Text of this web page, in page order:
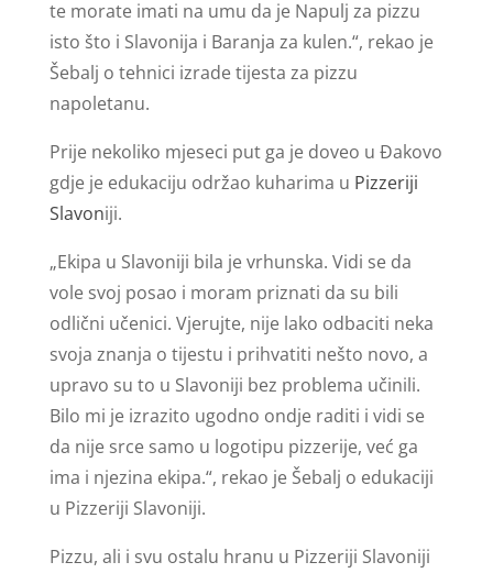
te morate imati na umu da je Napulj za pizzu
isto što i Slavonija i Baranja za kulen.“, rekao je
Šebalj o tehnici izrade tijesta za pizzu
napoletanu.
Prije nekoliko mjeseci put ga je doveo u Đakovo
gdje je edukaciju održao kuharima u Pizzeriji
Slavoniji.
„Ekipa u Slavoniji bila je vrhunska. Vidi se da
vole svoj posao i moram priznati da su bili
odlični učenici. Vjerujte, nije lako odbaciti neka
svoja znanja o tijestu i prihvatiti nešto novo, a
upravo su to u Slavoniji bez problema učinili.
Bilo mi je izrazito ugodno ondje raditi i vidi se
da nije srce samo u logotipu pizzerije, već ga
ima i njezina ekipa.“, rekao je Šebalj o edukaciji
u Pizzeriji Slavoniji.
Pizzu, ali i svu ostalu hranu u Pizzeriji Slavoniji